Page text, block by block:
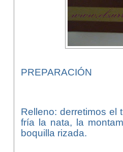
PREPARACIÓN
Relleno: derretimos el
fría la nata, la
boquilla rizada.